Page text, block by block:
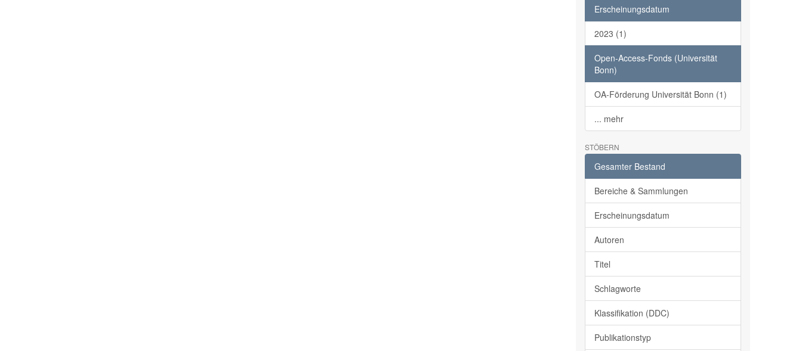
Erscheinungsdatum
2023 (1)
Open-Access-Fonds (Universität
Bonn)
OA-Förderung Universität Bonn (1)
... mehr
STÖBERN
Gesamter Bestand
Bereiche & Sammlungen
Erscheinungsdatum
Autoren
Titel
Schlagworte
Klassifikation (DDC)
Publikationstyp